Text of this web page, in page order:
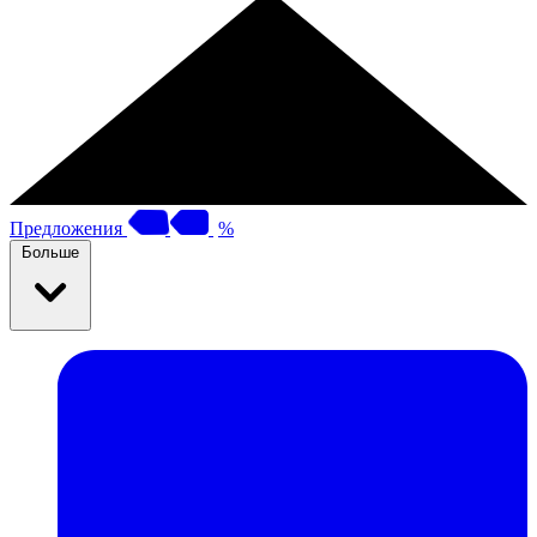
Предложения %
Больше